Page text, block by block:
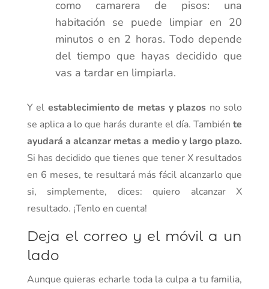
como camarera de pisos: una
habitación se puede limpiar en 20
minutos o en 2 horas. Todo depende
del tiempo que hayas decidido que
vas a tardar en limpiarla.
Y el establecimiento de metas y plazos no solo
se aplica a lo que harás durante el día. Tambiénte
ayudará a alcanzar metas a medio y largo plazo.
Si has decidido que tienes que tener X resultados
en 6 meses, te resultará más fácil alcanzarlo que
si, simplemente, dices: quiero alcanzar X
resultado. ¡Tenlo en cuenta!
Deja el correo y el móvil a un
lado
Aunque quieras echarle toda la culpa a tu familia,